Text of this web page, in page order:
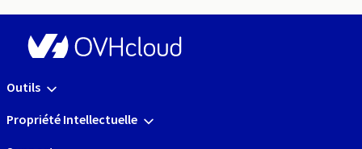
Outils
Propriété Intellectuelle